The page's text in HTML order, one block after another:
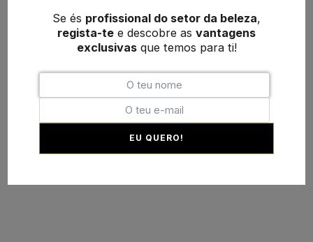
Se és profissional do setor da beleza,
regista-te e descobre as vantagens
exclusivasque temos para ti!
EU QUERO!